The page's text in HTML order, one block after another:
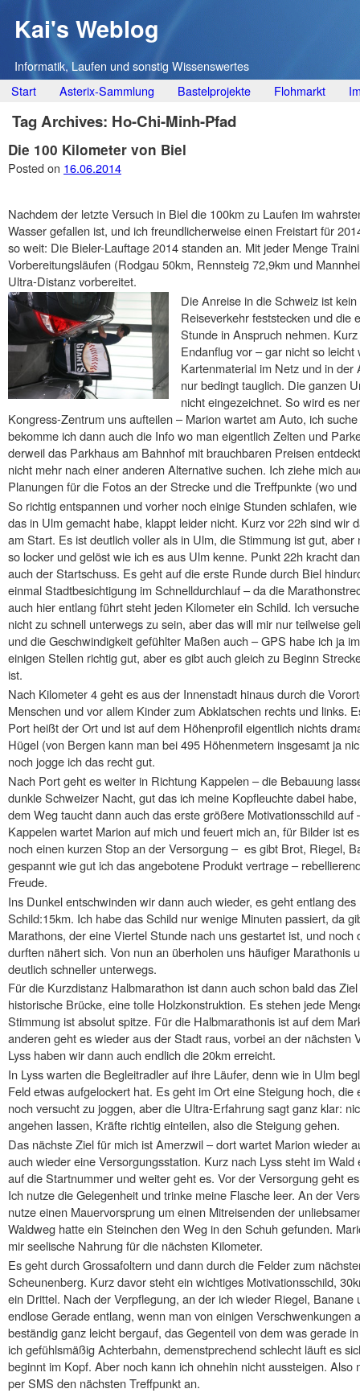
Kai's Weblog
Informatik, Laufen und sonstig Wissenswertes
Main menu
Skip
to
content
Start Asterix-Sammlung Bastelprojekte Flohmarkt
Tag Archives: Ho-Chi-Minh-Pfad
Die 100 Kilometer von Biel
Posted on 16.06.2014
Nachdem der letzte Versuch in Biel die 100km zu Laufen im
Wasser gefallen ist, und ich freundlicherweise einen Freistart für
so weit: Die Bieler-Lauftage 2014 standen an. Mit jeder Menge
Vorbereitungsläufen (Rodgau 50km, Rennsteig 72,9km und
Ultra-Distanz vorbereitet.
Die Anreise in die Schweiz ist
Reiseverkehr feststecken und die
Stunde in Anspruch nehmen.
Endanflug vor – gar nicht so
Kartenmaterial im Netz und in
nur bedingt tauglich. Die ganzen
nicht eingezeichnet. So wird es
Kongress-Zentrum uns aufteilen – Marion wartet am Auto, ich
bekomme ich dann auch die Info wo man eigentlich Zelten und
derweil das Parkhaus am Bahnhof mit brauchbaren Preisen
nicht mehr nach einer anderen Alternative suchen. Ich ziehe mich
Planungen für die Fotos an der Strecke und die Treffpunkte (wo
So richtig entspannen und vorher noch einige Stunden schlafen, wie
das in Ulm gemacht habe, klappt leider nicht. Kurz vor 22h sind wir
am Start. Es ist deutlich voller als in Ulm, die Stimmung ist gut, aber
so locker und gelöst wie ich es aus Ulm kenne. Punkt 22h kracht
auch der Startschuss. Es geht auf die erste Runde durch Biel
einmal Stadtbesichtigung im Schnelldurchlauf – da die
auch hier entlang führt steht jeden Kilometer ein Schild. Ich versuche
nicht zu schnell unterwegs zu sein, aber das will mir nur teilweise
und die Geschwindigkeit gefühlter Maßen auch – GPS habe ich ja
einigen Stellen richtig gut, aber es gibt auch gleich zu Beginn
ist.
Nach Kilometer 4 geht es aus der Innenstadt hinaus durch die
Menschen und vor allem Kinder zum Abklatschen rechts und links.
Port heißt der Ort und ist auf dem Höhenprofil eigentlich nichts
Hügel (von Bergen kann man bei 495 Höhenmetern insgesamt ja
noch jogge ich das recht gut.
Nach Port geht es weiter in Richtung Kappelen – die Bebauung
dunkle Schweizer Nacht, gut das ich meine Kopfleuchte dabei
dem Weg taucht dann auch das erste größere Motivationsschild
Kappelen wartet Marion auf mich und feuert mich an, für Bilder ist
noch einen kurzen Stop an der Versorgung – es gibt Brot, Riegel,
gespannt wie gut ich das angebotene Produkt vertrage –
Freude.
Ins Dunkel entschwinden wir dann auch wieder, es geht entlang
Schild:15km. Ich habe das Schild nur wenige Minuten passiert, da
Marathons, der eine Viertel Stunde nach uns gestartet ist, und
durften nähert sich. Von nun an überholen uns häufiger Marathonis
deutlich schneller unterwegs.
Für die Kurzdistanz Halbmarathon ist dann auch schon bald das
historische Brücke, eine tolle Holzkonstruktion. Es stehen jede
Stimmung ist absolut spitze. Für die Halbmarathonis ist auf dem
anderen geht es wieder aus der Stadt raus, vorbei an der nächsten
Lyss haben wir dann auch endlich die 20km erreicht.
In Lyss warten die Begleitradler auf ihre Läufer, denn wie in Ulm
Feld etwas aufgelockert hat. Es geht im Ort eine Steigung hoch,
noch versucht zu joggen, aber die Ultra-Erfahrung sagt ganz klar:
angehen lassen, Kräfte richtig einteilen, also die Steigung gehen.
Das nächste Ziel für mich ist Amerzwil – dort wartet Marion wieder
auch wieder eine Versorgungsstation. Kurz nach Lyss steht im
auf die Startnummer und weiter geht es. Vor der Versorgung geht
Ich nutze die Gelegenheit und trinke meine Flasche leer. An der
nutze einen Mauervorsprung um einen Mitreisenden der
Waldweg hatte ein Steinchen den Weg in den Schuh gefunden.
mir seelische Nahrung für die nächsten Kilometer.
Es geht durch Grossafoltern und dann durch die Felder zum
Scheunenberg. Kurz davor steht ein wichtiges Motivationsschild,
ein Drittel. Nach der Verpflegung, an der ich wieder Riegel, Banane
endlose Gerade entlang, wenn man von einigen Verschwenkungen
beständig ganz leicht bergauf, das Gegenteil von dem was gerade
ich gefühlsmäßig Achterbahn, demenstprechend schlecht läuft es
beginnt im Kopf. Aber noch kann ich ohnehin nicht aussteigen. Also
per SMS den nächsten Treffpunkt an.